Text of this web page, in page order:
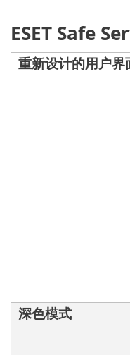
ESET Safe
重新设计的用户界
深色模式